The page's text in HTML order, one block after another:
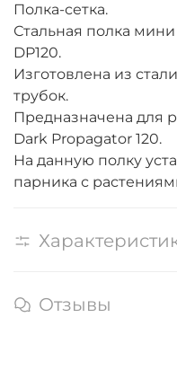
Полка-сетка.
Стальная полка
DP120.
Изготовлена из
трубок.
Предназначена для
Dark Propagator 120.
На данную полку
парника с
Отзывы